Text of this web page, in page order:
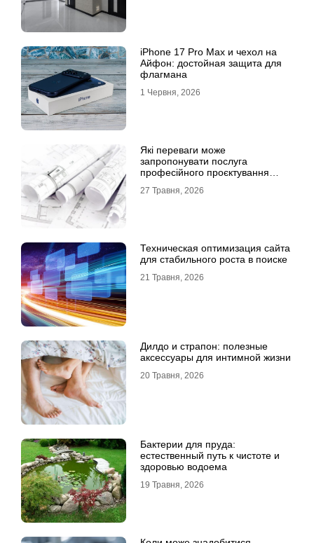
iPhone 17 Pro Max и чехол на
Айфон: достойная защита для
флагмана
1 Червня, 2026
Які переваги може
запропонувати послуга
професійного проєктування
27 Травня, 2026
Техническая оптимизация сайта
для стабильного роста в поиске
21 Травня, 2026
Дилдо и страпон: полезные
аксессуары для интимной жизни
20 Травня, 2026
Бактерии для пруда:
естественный путь к чистоте и
здоровью водоема
19 Травня, 2026